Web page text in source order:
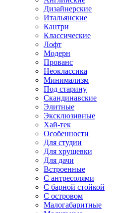
Дизайнерские
Итальянские
Кантри
Классические
Лофт
Модерн
Прованс
Неоклассика
Минимализм
Под старину
Скандинавские
Элитные
Эксклюзивные
Хай-тек
Особенности
Для студии
Для хрущевки
Для дачи
Встроенные
С антресолями
С барной стойкой
С островом
Малогабаритные